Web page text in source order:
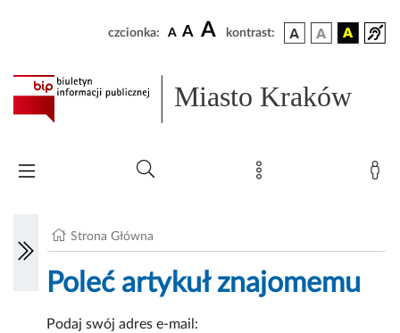
czcionka: A A A kontrast:
Miasto Kraków
Strona Główna
Poleć artykuł znajomemu
Podaj swój adres e-mail: